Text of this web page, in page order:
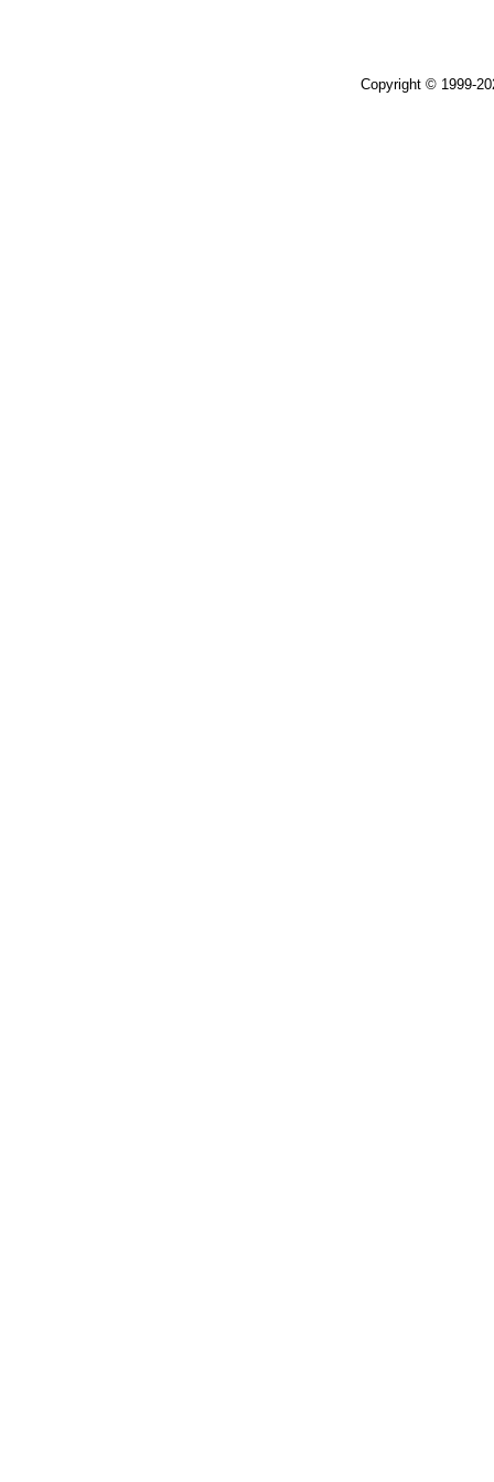
Copyright © 1999-